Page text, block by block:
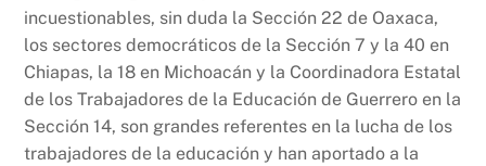
incuestionables, sin duda la Sección 22 de Oaxaca,
los sectores democráticos de la Sección 7 y la 40 en
Chiapas, la 18 en Michoacán y la Coordinadora Estatal
de los Trabajadores de la Educación de Guerrero en la
Sección 14, son grandes referentes en la lucha de los
trabajadores de la educación y han aportado a la